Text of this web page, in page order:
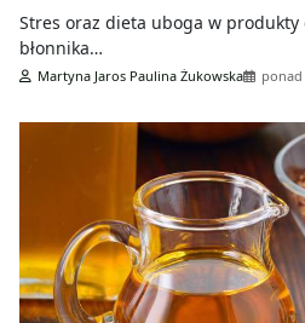
Stres oraz dieta uboga w produkty
błonnika…
Martyna Jaros Paulina Żukowska ponad